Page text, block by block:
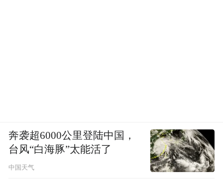
奔袭超6000公里登陆中国，
台风“白海豚”太能活了
中国天气